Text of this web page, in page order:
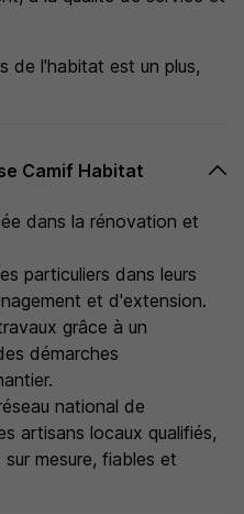
de l'habitat est un plus,
Camif Habitat
dans la rénovation et
particuliers dans leurs
et d'extension.
grâce à un
démarches
national de
artisans locaux qualifiés,
mesure, fiables et